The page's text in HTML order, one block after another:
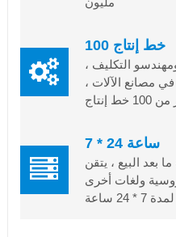
100 خط إنتاج
التكليف ،
في مصانع الآلات ،
إنتاج
7 * 24 ساعة
بعد البيع ، يتقن
ولغات أخرى
ساعة